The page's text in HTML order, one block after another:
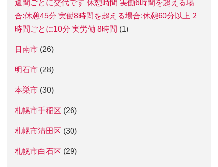
週間ごとに交代です 休憩時間 実働6時間を超える場
合:休憩45分 実働8時間を超える場合:休憩60分以上 2
時間ごとに10分 実労働 8時間 (1)
日南市 (26)
明石市 (28)
本巣市 (30)
札幌市手稲区 (26)
札幌市清田区 (30)
札幌市白石区 (29)